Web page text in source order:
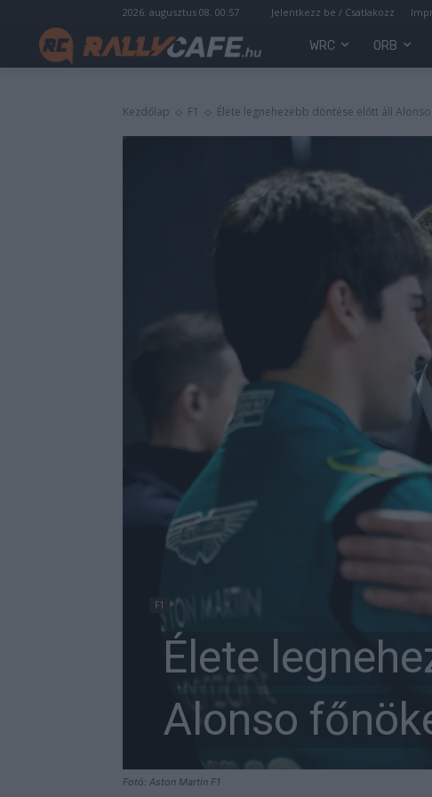
2026. augusztus 08. 00:57 Jelentkezz be / Csatlakozz
WRC ORB
Kezdőlap F1 Élete legnehezebb döntése előtt áll
Fotó: Aston Martin F1
F1
Élete
Alonso